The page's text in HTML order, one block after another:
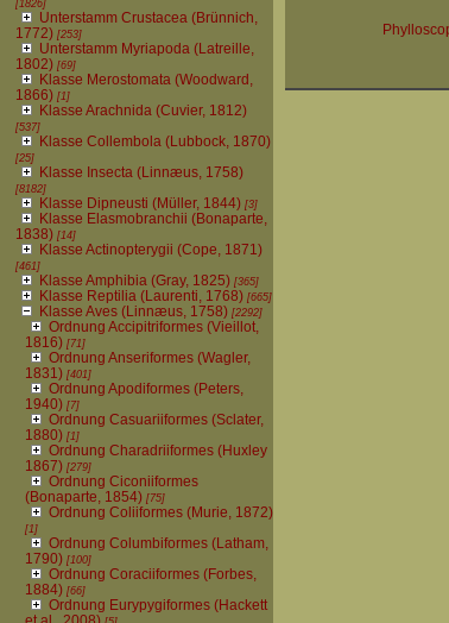
[1826]
Unterstamm Crustacea (Brünnich,
1772)[253]
Unterstamm Myriapoda (Latreille,
1802)[69]
Klasse Merostomata (Woodward,
1866)[1]
Klasse Arachnida (Cuvier, 1812)
[537]
Klasse Collembola (Lubbock, 1870)
[25]
Klasse Insecta (Linnæus, 1758)
[8182]
Klasse Dipneusti (Müller, 1844)[3]
Klasse Elasmobranchii (Bonaparte,
1838)[14]
Klasse Actinopterygii (Cope, 1871)
[461]
Klasse Amphibia (Gray, 1825)[365]
Klasse Reptilia (Laurenti, 1768)[665]
Klasse Aves (Linnæus, 1758)[2292]
Ordnung Accipitriformes (Vieillot,
1816)[71]
Ordnung Anseriformes (Wagler,
1831)[401]
Ordnung Apodiformes (Peters,
1940)[7]
Ordnung Casuariiformes (Sclater,
1880)[1]
Ordnung Charadriiformes (Huxley
1867)[279]
Ordnung Ciconiiformes
(Bonaparte, 1854)[75]
Ordnung Coliiformes (Murie, 1872)
[1]
Ordnung Columbiformes (Latham,
1790)[100]
Ordnung Coraciiformes (Forbes,
1884)[66]
Ordnung Eurypygiformes (Hackett
et al., 2008)